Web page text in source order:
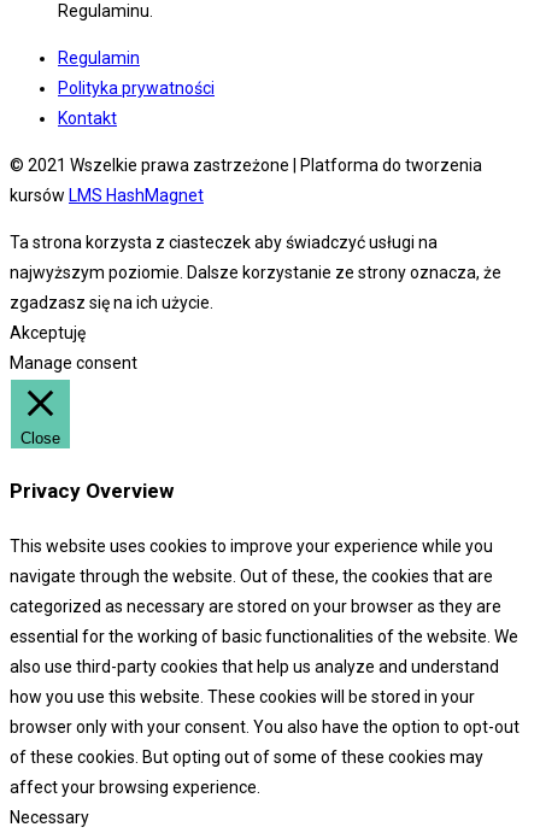
Regulaminu.
Regulamin
Polityka prywatności
Kontakt
© 2021 Wszelkie prawa zastrzeżone | Platforma do tworzenia
kursów LMS HashMagnet
Ta strona korzysta z ciasteczek aby świadczyć usługi na
najwyższym poziomie. Dalsze korzystanie ze strony oznacza, że
zgadzasz się na ich użycie.
Akceptuję
Manage consent
Close
Privacy Overview
This website uses cookies to improve your experience while you
navigate through the website. Out of these, the cookies that are
categorized as necessary are stored on your browser as they are
essential for the working of basic functionalities of the website. We
also use third-party cookies that help us analyze and understand
how you use this website. These cookies will be stored in your
browser only with your consent. You also have the option to opt-out
of these cookies. But opting out of some of these cookies may
affect your browsing experience.
Necessary